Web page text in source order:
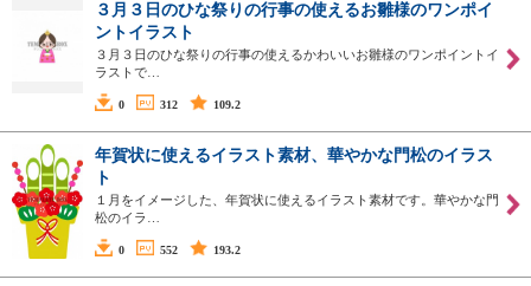
３月３日のひな祭りの行事の使えるお雛様のワンポイ
ントイラスト
３月３日のひな祭りの行事の使えるかわいいお雛様のワンポイントイ
ラストで…
0 312 109.2
年賀状に使えるイラスト素材、華やかな門松のイラス
ト
１月をイメージした、年賀状に使えるイラスト素材です。華やかな門
松のイラ…
0 552 193.2